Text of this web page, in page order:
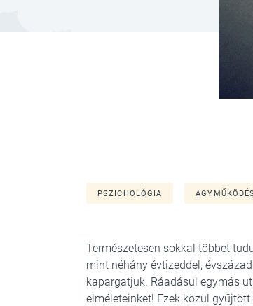
PSZICHOLÓGIA AGYMŰKÖDÉS
Természetesen sokkal többet
mint néhány évtizeddel,
kapargatjuk. Ráadásul egymás
elméleteinket! Ezek közül